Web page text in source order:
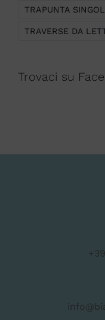
TRAPUNTA
TRAVERSE DA
Trovaci su